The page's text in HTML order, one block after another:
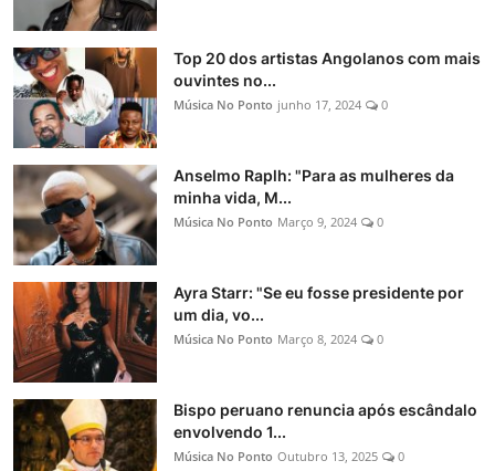
Top 20 dos artistas Angolanos com mais
ouvintes no...
Música No Ponto junho 17, 2024 0
Anselmo Raplh: "Para as mulheres da
minha vida, M...
Música No Ponto Março 9, 2024 0
Ayra Starr: "Se eu fosse presidente por
um dia, vo...
Música No Ponto Março 8, 2024 0
Bispo peruano renuncia após escândalo
envolvendo 1...
Música No Ponto Outubro 13, 2025 0